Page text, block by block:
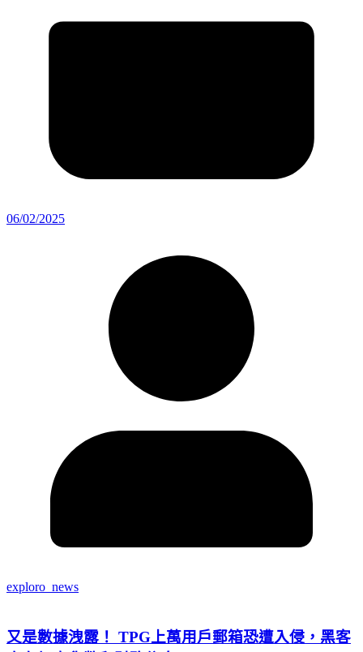
06/02/2025
exploro_news
又是數據洩露！ TPG上萬用戶郵箱恐遭入侵，黑客